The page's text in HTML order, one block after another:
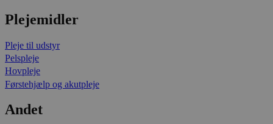
Plejemidler
Pleje til udstyr
Pelspleje
Hovpleje
Førstehjælp og akutpleje
Andet